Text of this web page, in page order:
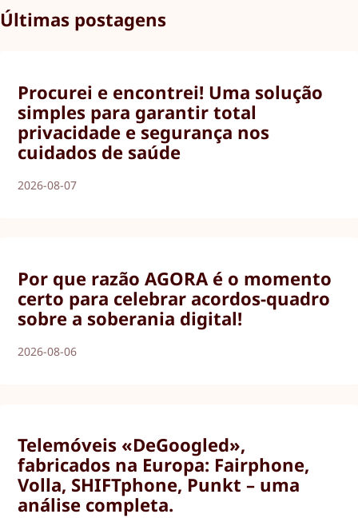
Últimas postagens
Procurei e encontrei! Uma solução
simples para garantir total
privacidade e segurança nos
cuidados de saúde
2026-08-07
Por que razão AGORA é o momento
certo para celebrar acordos-quadro
sobre a soberania digital!
2026-08-06
Telemóveis «DeGoogled»,
fabricados na Europa: Fairphone,
Volla, SHIFTphone, Punkt – uma
análise completa.